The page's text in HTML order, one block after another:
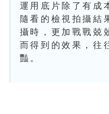
運用底片除了有成
隨看的檢視拍攝結
攝時，更加戰戰兢
而得到的效果，往
豔。